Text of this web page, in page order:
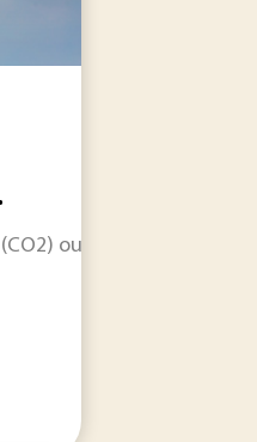
seulement de...
développer un
ouvre une voie